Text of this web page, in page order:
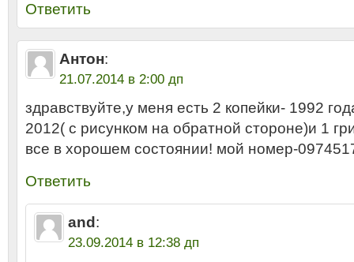
Ответить
Антон:
21.07.2014 в 2:00 дп
здравствуйте,у меня есть 2 копейки- 1992
2012( с рисунком на обратной стороне)и 1
все в хорошем состоянии! мой номер-
Ответить
and :
23.09.2014 в 12:38 дп